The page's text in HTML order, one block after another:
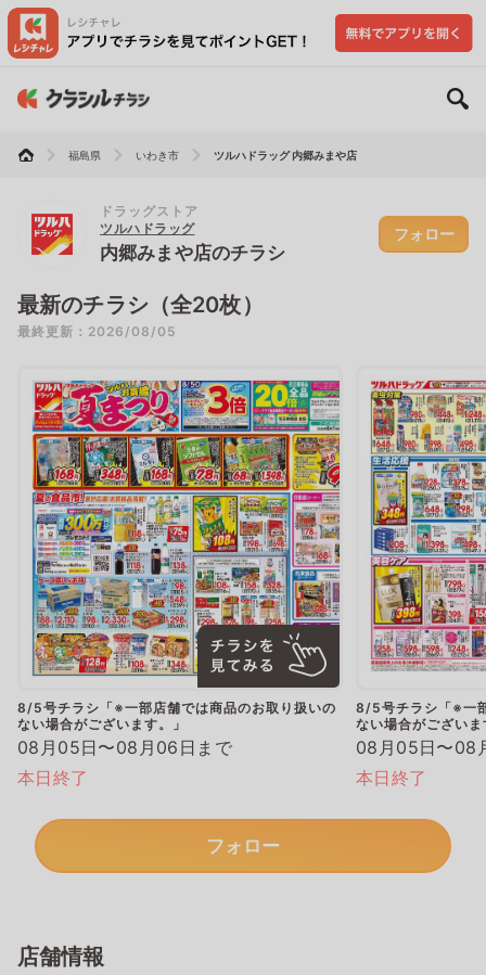
福島県 いわき市 ツルハドラッグ 内郷みまや店
ドラッグストア
ツルハドラッグ
内郷みまや店のチラシ
フォロー
最新のチラシ（全20枚）
最終更新：2026/08/05
8/5号チラシ「※一部店舗では商品のお取り扱いの
ない場合がございます。」
08月05日〜08月06日まで
本日終了
8/5号チラシ「※一
ない場合がございま
08月05日〜08
本日終了
フォロー
店舗情報